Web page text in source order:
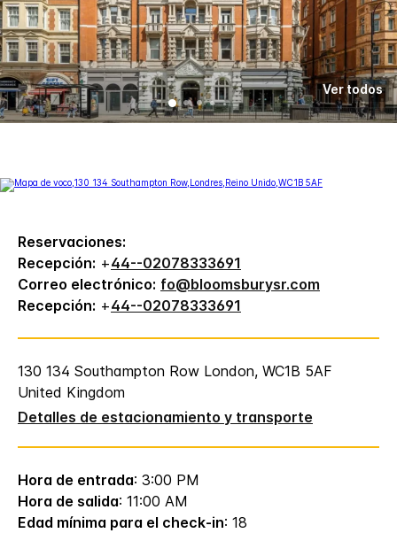
Ver todos
Reservaciones:
Recepción: +44--02078333691
Correo electrónico: fo@bloomsburysr.com
Recepción: +44--02078333691
130 134 Southampton Row London, WC1B 5AF
United Kingdom
Detalles de estacionamiento y transporte
Hora de entrada: 3:00 PM
Hora de salida: 11:00 AM
Edad mínima para el check-in: 18